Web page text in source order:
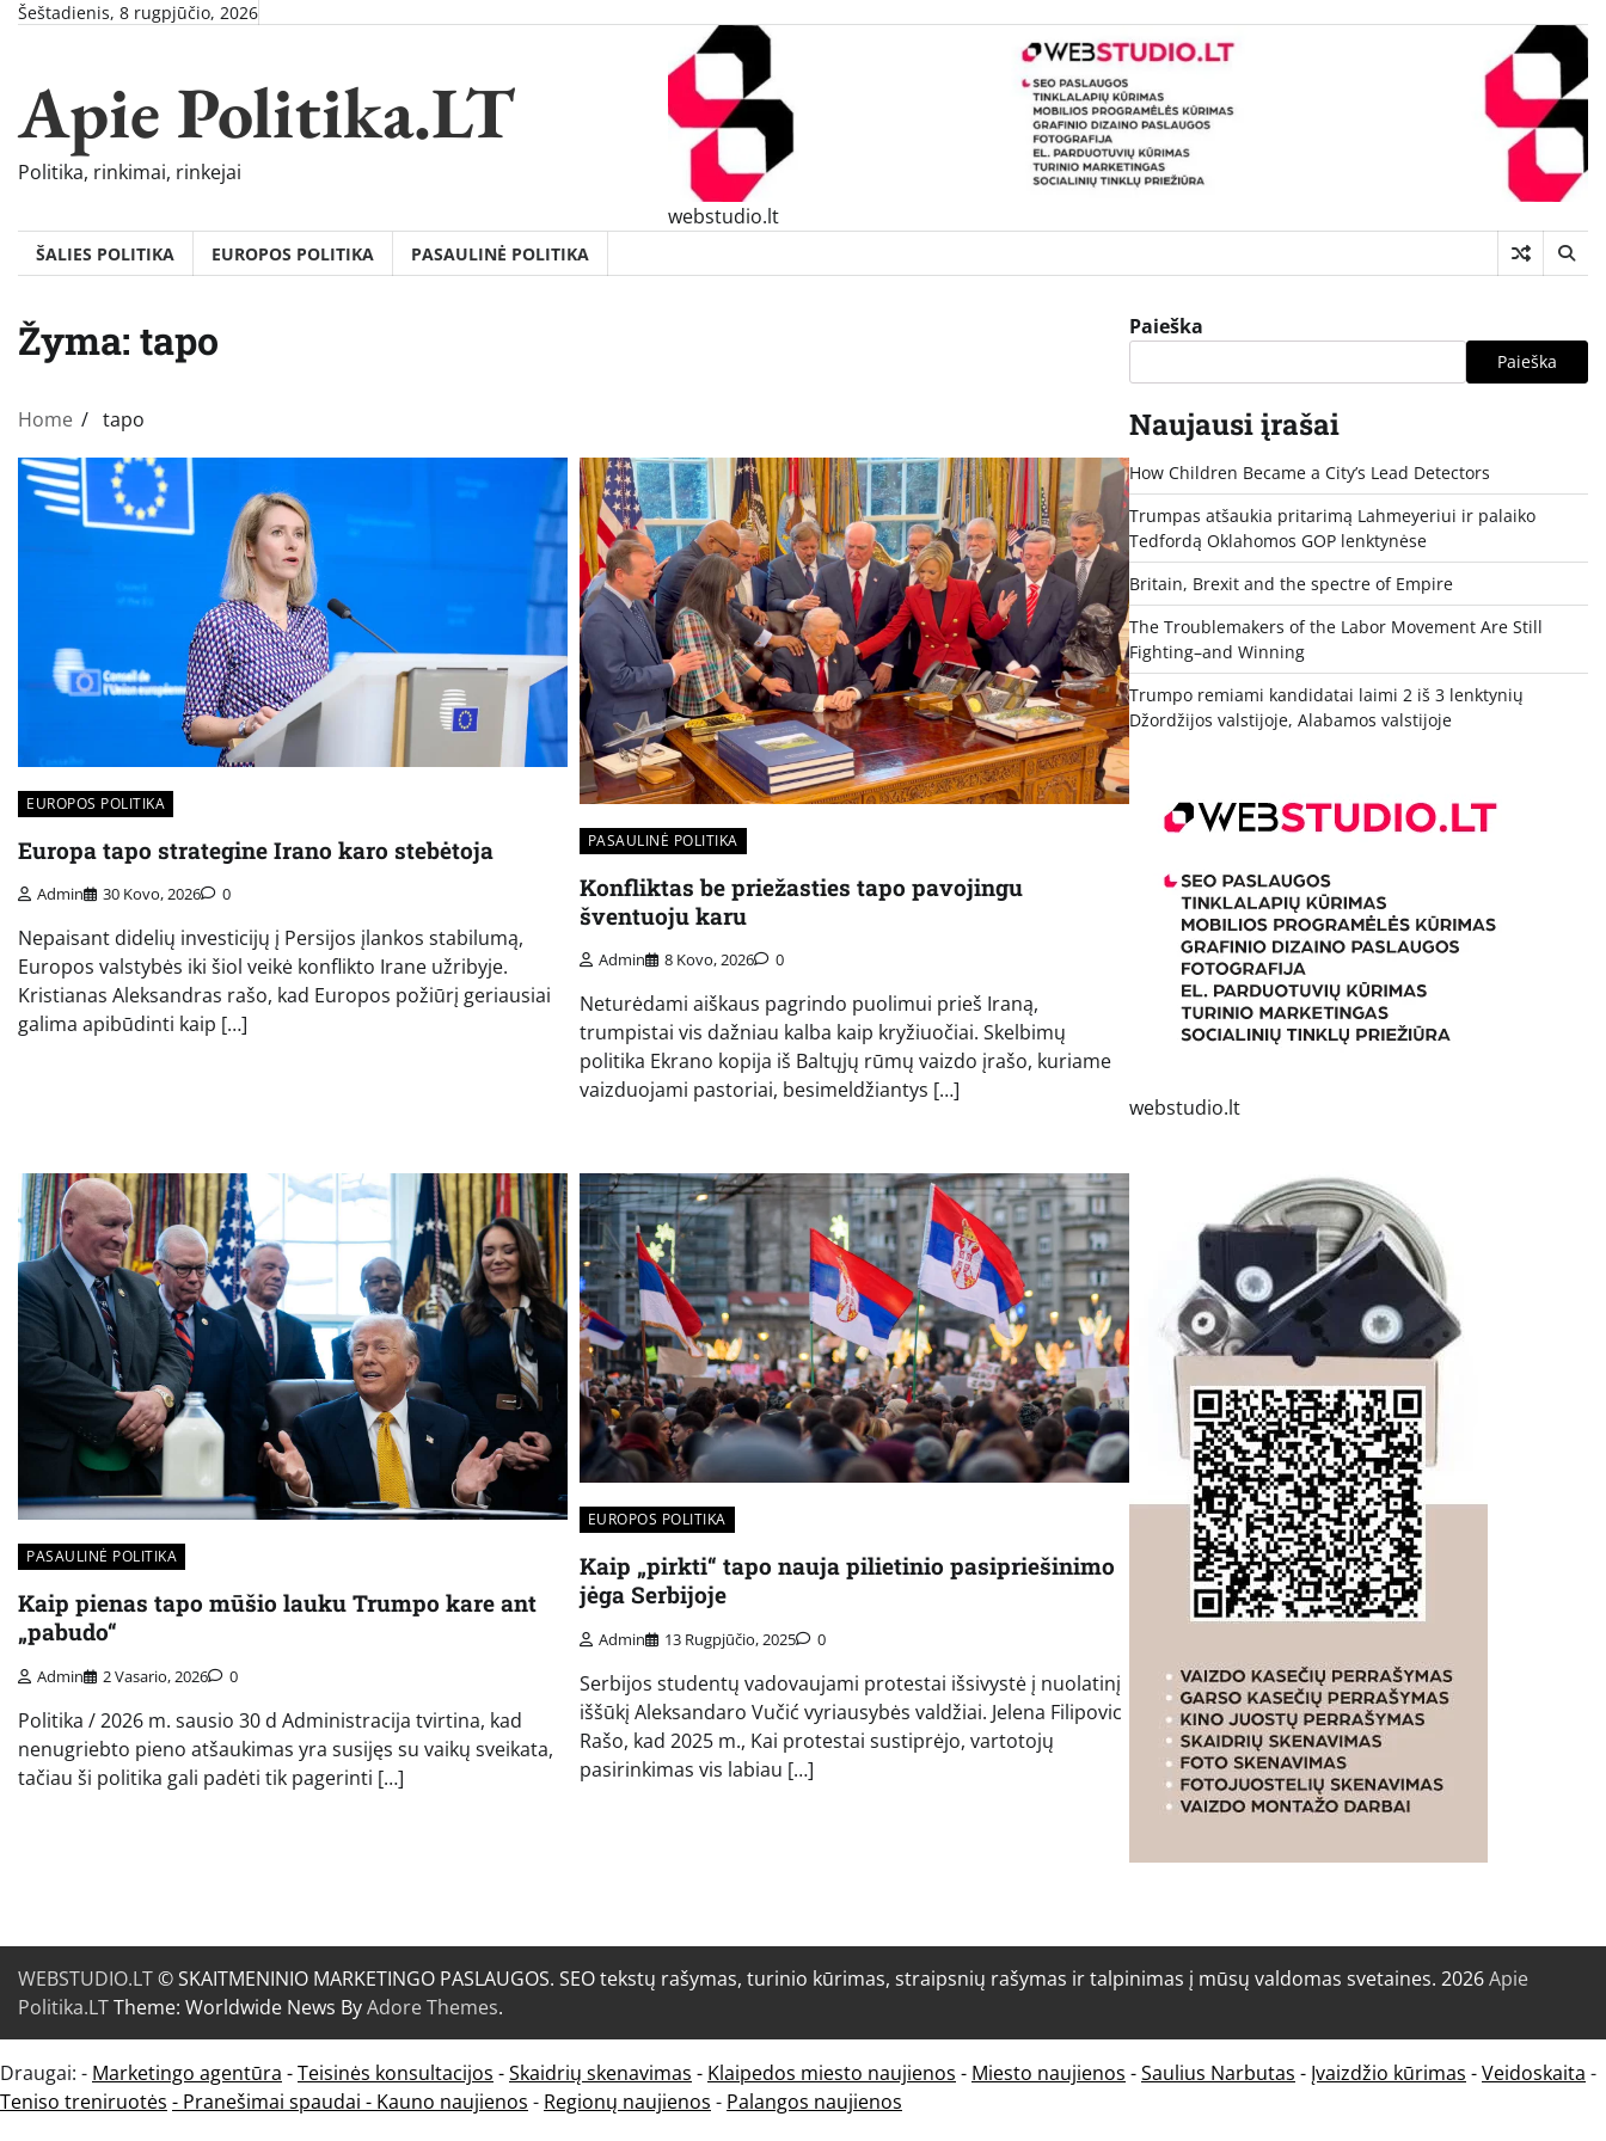
SkipŠeštadienis, 8 rugpjūčio, 2026
Apie Politika.LT
Politika, rinkimai, rinkejai
webstudio.lt
ŠALIES POLITIKA EUROPOS POLITIKA PASAULINĖ POLITIKA
Žyma: tapo
Home tapo
EUROPOS POLITIKA
Europa tapo strategine Irano karo stebėtoja
Admin 30 Kovo, 2026 0
Nepaisant didelių investicijų į Persijos įlankos stabilumą,
Europos valstybės iki šiol veikė konflikto Irane užribyje.
Kristianas Aleksandras rašo, kad Europos požiūrį geriausiai
galima apibūdinti kaip […]
PASAULINĖ POLITIKA
Konfliktas be priežasties tapo pavojingu
šventuoju karu
Admin 8 Kovo, 2026 0
Neturėdami aiškaus pagrindo puolimui prieš Iraną,
trumpistai vis dažniau kalba kaip kryžiuočiai. Skelbimų
politika Ekrano kopija iš Baltųjų rūmų vaizdo įrašo, kuriame
vaizduojami pastoriai, besimeldžiantys […]
PASAULINĖ POLITIKA
Kaip pienas tapo mūšio lauku Trumpo kare ant
„pabudo“
Admin 2 Vasario, 2026 0
Politika / 2026 m. sausio 30 d Administracija tvirtina, kad
nenugriebto pieno atšaukimas yra susijęs su vaikų sveikata,
tačiau ši politika gali padėti tik pagerinti […]
EUROPOS POLITIKA
Kaip „pirkti“ tapo nauja pilietinio pasipriešinimo
jėga Serbijoje
Admin 13 Rugpjūčio, 2025 0
Serbijos studentų vadovaujami protestai išsivystė į nuolatinį
iššūkį Aleksandaro Vučić vyriausybės valdžiai. Jelena Filipovic
Rašo, kad 2025 m., Kai protestai sustiprėjo, vartotojų
pasirinkimas vis labiau […]
Paieška
Paieška
Naujausi įrašai
How Children Became a City’s Lead Detectors
Trumpas atšaukia pritarimą Lahmeyeriui ir palaiko
Tedfordą Oklahomos GOP lenktynėse
Britain, Brexit and the spectre of Empire
The Troublemakers of the Labor Movement Are Still
Fighting–and Winning
Trumpo remiami kandidatai laimi 2 iš 3 lenktynių
Džordžijos valstijoje, Alabamos valstijoje
webstudio.lt
WEBSTUDIO.LT© SKAITMENINIO MARKETINGO PASLAUGOS. SEO tekstų rašymas, turinio kūrimas, straipsnių rašymas ir talpinimas į mūsų valdomas svetaines. 2026Apie
Politika.LTTheme: Worldwide News ByAdore Themes.
Draugai: - Marketingo agentūra -Teisinės konsultacijos -Skaidrių skenavimas - Klaipedos miesto naujienos - Miesto naujienos -Saulius Narbutas - Įvaizdžio kūrimas -Veidoskaita -
Teniso treniruotės - Pranešimai spaudai - Kauno naujienos - Regionų naujienos - Palangos naujienos